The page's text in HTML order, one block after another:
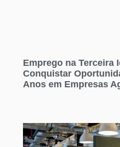
Emprego na Terceira
Conquistar
Anos em Empresas